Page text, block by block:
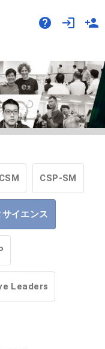
help login person_add
CSM CSP-SM
イエンス
Leaders